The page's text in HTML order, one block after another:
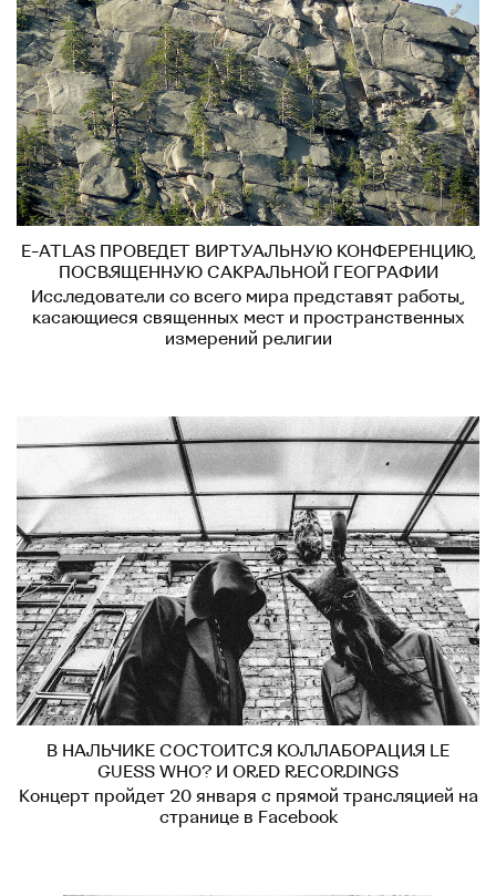
E-ATLAS ПРОВЕДЕТ ВИРТУАЛЬНУЮ КОНФЕРЕНЦИЮ,
ПОСВЯЩЕННУЮ САКРАЛЬНОЙ ГЕОГРАФИИ
Исследователи со всего мира представят работы,
касающиеся священных мест и пространственных
измерений религии
В НАЛЬЧИКЕ СОСТОИТСЯ КОЛЛАБОРАЦИЯ LE
GUESS WHO? И ORED RECORDINGS
Концерт пройдет 20 января с прямой трансляцией на
странице в Facebook